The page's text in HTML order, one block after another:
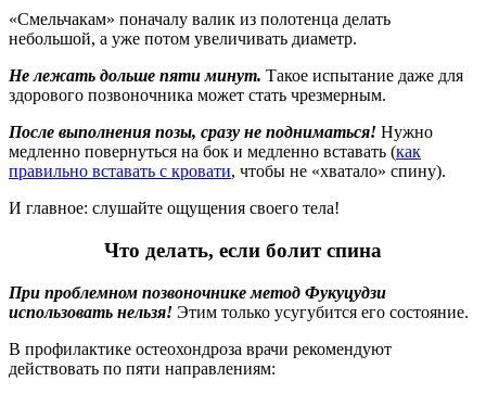
«Смельчакам» поначалу валик из полотенца делать
небольшой, а уже потом увеличивать диаметр.
Не лежать дольше пяти минут. Такое испытание даже для
здорового позвоночника может стать чрезмерным.
После выполнения позы, сразу не подниматься! Нужно
медленно повернуться на бок и медленно вставать (как
правильно вставать с кровати, чтобы не «хватало» спину).
И главное: слушайте ощущения своего тела!
Что делать, если болит спина
При проблемном позвоночнике метод Фукуцудзи
использовать нельзя! Этим только усугубится его состояние.
В профилактике остеохондроза врачи рекомендуют
действовать по пяти направлениям: